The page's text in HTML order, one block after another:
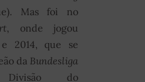
Mas foi no
, onde jogou
2014, que se
da Bundesliga
Divisão do